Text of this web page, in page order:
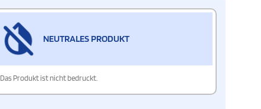
NEUTRALES PRODUKT
Das Produkt ist nicht bedruckt.